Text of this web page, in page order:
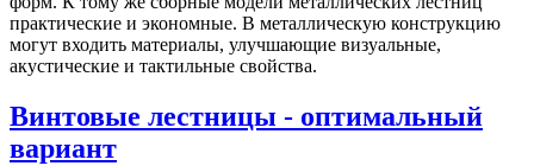
практические и экономные. В металлическую конструкцию
могут входить материалы, улучшающие визуальные,
акустические и тактильные свойства.
Винтовые лестницы - оптимальный
вариант